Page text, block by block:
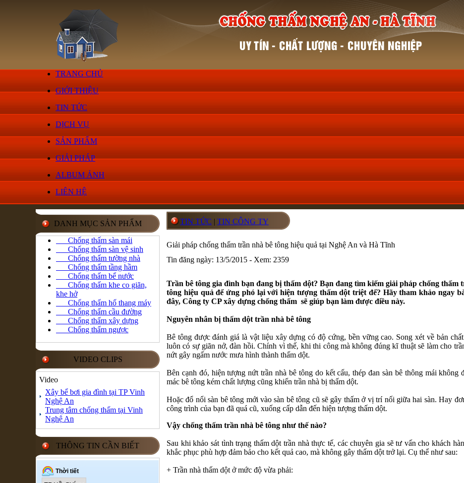
TRANG CHỦ
GIỚI THIỆU
TIN TỨC
DỊCH VỤ
SẢN PHẨM
GIẢI PHÁP
ALBUM ẢNH
LIÊN HỆ
DANH MỤC SẢN PHẨM
Chống thấm sàn mái
Chống thấm sàn vệ sinh
Chống thấm tường nhà
Chống thấm tầng hầm
Chống thấm bể nước
Chống thấm khe co giãn,
khe hở
Chống thấm hố thang máy
Chống thấm cầu đường
Chống thấm xây dựng
Chống thấm ngược
VIDEO CLIPS
Video
Xây bể bơi gia đình tại TP Vinh
Nghệ An
Trung tâm chống thấm tại Vinh
Nghệ An
THÔNG TIN CẦN BIẾT
TIN TỨC | TIN CÔNG TY
Giải pháp chống thấm trần nhà bê tông hiệu quả tại Nghệ An và Hà Tĩnh
Tin đăng ngày: 13/5/2015 - Xem: 2359
Trần bê tông gia đình bạn đang bị thấm dột? Bạn đang tìm kiếm giải pháp chống thấm
tông hiệu quả để ứng phó lại với hiện tượng thấm dột triệt để? Hãy tham khảo ngay
đây, Công ty CP xây dựng chống thấm sẽ giúp bạn làm được điều này.
Nguyên nhân bị thấm dột trần nhà bê tông
Bê tông được đánh giá là vật liệu xây dựng có độ cứng, bền vững cao. Song xét về bản
luôn có sự giãn nở, đàn hồi. Chính vì thế, khi thi công mà không đúng kĩ thuật sẽ làm cho
nứt gây ngấm nước mưa hình thành thấm dột.
Bên cạnh đó, hiện tượng nứt trần nhà bê tông do kết cấu, thép đan sàn bê thông mái không
mác bê tông kém chất lượng cũng khiến trần nhà bị thấm dột.
Hoặc đổ nổi sàn bê tông mới vào sàn bê tông cũ sẽ gây thấm ở vị trí nối giữa hai sàn. Hay
công trình của bạn đã quá cũ, xuống cấp dẫn đến hiện tượng thấm dột.
Vậy chống thấm trần nhà bê tông như thế nào?
Sau khi khảo sát tình trạng thấm dột trần nhà thực tế, các chuyên gia sẽ tư vấn cho khách
khắc phục phù hợp đảm bảo cho kết quả cao, mà không gây thấm dột trở lại. Cụ thể như sau:
+ Trần nhà thấm dột ở mức độ vừa phải: